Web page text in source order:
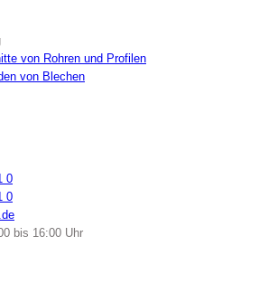
von Rohren und Profilen
von Blechen
0
0
bis 16:00 Uhr